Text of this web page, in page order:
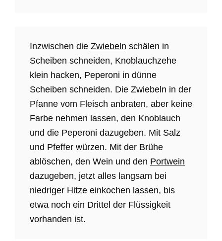
Inzwischen die Zwiebeln schälen in
Scheiben schneiden, Knoblauchzehe
klein hacken, Peperoni in dünne
Scheiben schneiden. Die Zwiebeln in der
Pfanne vom Fleisch anbraten, aber keine
Farbe nehmen lassen, den Knoblauch
und die Peperoni dazugeben. Mit Salz
und Pfeffer würzen. Mit der Brühe
ablöschen, den Wein und den Portwein
dazugeben, jetzt alles langsam bei
niedriger Hitze einkochen lassen, bis
etwa noch ein Drittel der Flüssigkeit
vorhanden ist.